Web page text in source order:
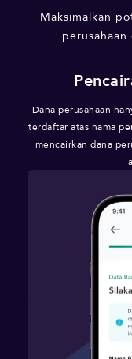
Maksimalkan
Dana perusahaan
terdaftar atas nama
mencairkan dana